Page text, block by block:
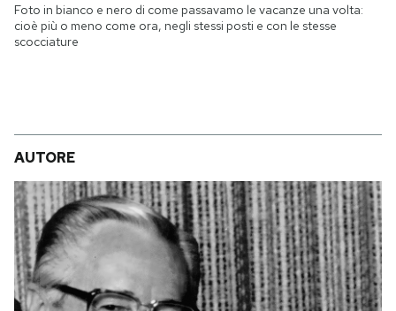
Foto in bianco e nero di come passavamo le vacanze una volta:
cioè più o meno come ora, negli stessi posti e con le stesse
scocciature
AUTORE